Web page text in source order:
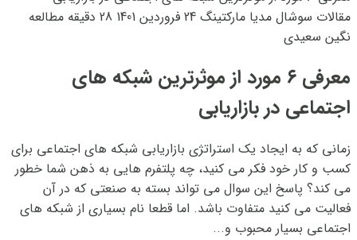
مقالات سوشال مدیا مارکتینگ 24 فروردین 1401
28 دقیقه مطالعه
نگین سعیدی
معرفی ٦ مورد از موثرترین شبکه های
اجتماعی در بازاریابی
زمانی که به ایجاد یک استراتژی بازاریابی شبکه های اجتماعی برای
کسب و کار خود فکر می کنید، چه پلتفرم هایی به ذهن شما خطور
می کند؟ پاسخ این سوال می تواند بسته به صنعتی که در آن
فعالیت می کنید متفاوت باشد. اما قطعا نام بسیاری از شبکه های
اجتماعی بسیار محبوب و...